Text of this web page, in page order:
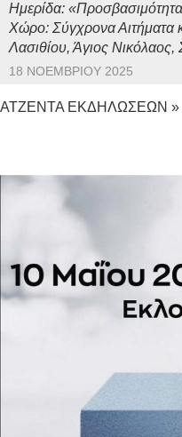
Ημερίδα:
Χώρο: Σύγχρονα Αιτήματα
Λασιθίου, Άγιος
18 ΝΟΕΜΒΡΊΟΥ 2025
ΑΤΖΕΝΤΑ ΕΚΔΗΛΩΣΕΩΝ »